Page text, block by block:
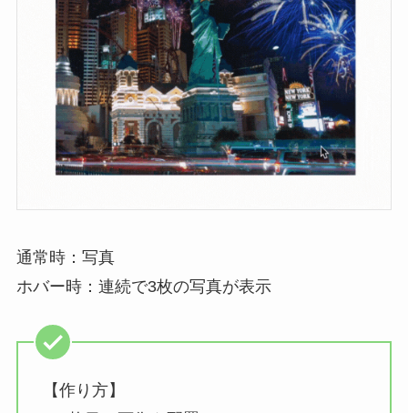
通常時：写真
ホバー時：連続で3枚の写真が表示
【作り方】